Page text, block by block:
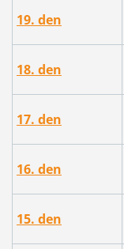
19. den
18. den
17. den
16. den
15. den